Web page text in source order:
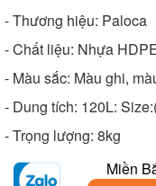
- Thương hiệu: Paloca
- Chất liệu: Nhựa
- Màu sắc: Màu ghi,
- Dung tích: 120L:
- Trọng lượng: 8kg
Miền